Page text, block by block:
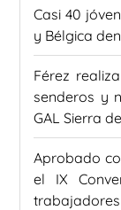
Casi 40
y Bélgica
Férez
senderos y
GAL Sierra
Aprobado
el IX